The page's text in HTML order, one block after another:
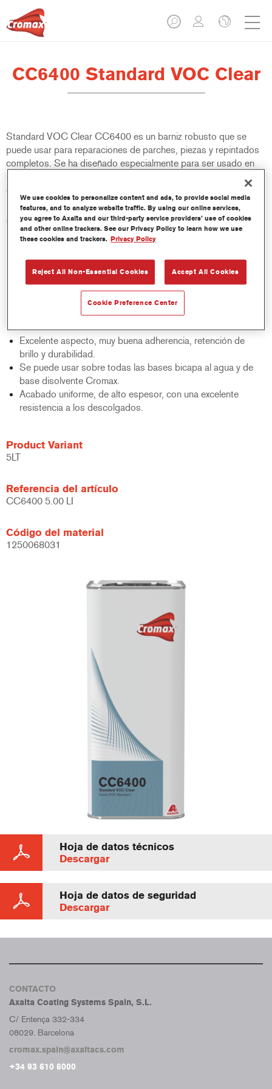
CC6400 Standard VOC Clear
Standard VOC Clear CC6400 es un barniz robusto que se
puede usar para reparaciones de parches, piezas y repintados
completos. Se ha diseñado especialmente para ser usado en
sistemas de pintado bicapa con unos resultados de calidad
constante.
Características del producto
Rendimiento eficiente del secado.
Adecuado para reparaciones de parches, piezas y
repintados completos.
Acabado robusto.
Desarrollado para ser usado en sistemas de pintado bicapa,
también se puede aplicar en 1,5 manos.
Fácil aplicación y resultados de calidad constante mediante
el uso de los aditivos de alto rendimiento AZ9100/AZ9101.
Excelente aspecto, muy buena adherencia, retención de
brillo y durabilidad.
Se puede usar sobre todas las bases bicapa al agua y de
base disolvente Cromax.
Acabado uniforme, de alto espesor, con una excelente
resistencia a los descolgados.
Product Variant
5LT
Referencia del artículo
CC6400 5.00 LI
Código del material
1250068031
Hoja de datos técnicos
Descargar
Hoja de datos de seguridad
Descargar
CONTACTO
Axalta Coating Systems Spain, S.L.
C/ Entença 332-334
08029. Barcelona
cromax.spain@axaltacs.com
+34 93 610 6000
We use cookies to personalize content and ads, to provide social media
features, and to analyze website traffic. By using our online services,
you agree to Axalta and our third-party service providers’ use of cookies
and other online trackers. See our Privacy Policy to learn how we use
these cookies and trackers. Privacy Policy
Reject All Non-Essential Cookies Accept All Cookies
Cookie Preference Center